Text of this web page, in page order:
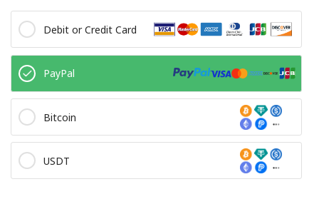
Debit or Credit Card
PayPal
Bitcoin
USDT